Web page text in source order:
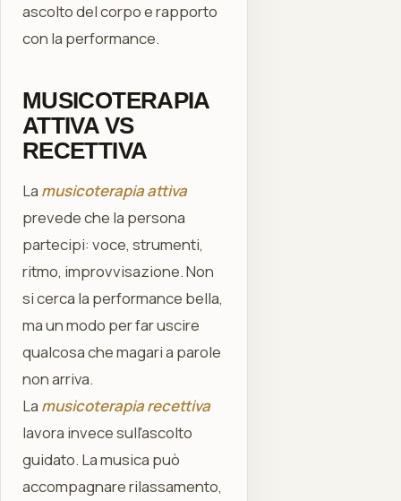
ascolto del corpo e rapporto
con la performance.
MUSICOTERAPIA
ATTIVA VS
RECETTIVA
La musicoterapia attiva
prevede che la persona
partecipi: voce, strumenti,
ritmo, improvvisazione. Non
si cerca la performance bella,
ma un modo per far uscire
qualcosa che magari a parole
non arriva.
La musicoterapia recettiva
lavora invece sull'ascolto
guidato. La musica può
accompagnare rilassamento,